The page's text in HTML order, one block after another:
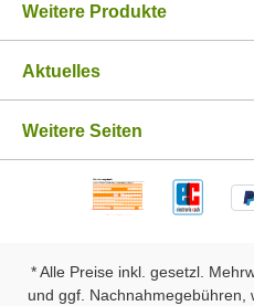
Weitere Produkte
Aktuelles
Weitere Seiten
* Alle Preise inkl. gesetzl.
und ggf. Nachnahmegebühren,